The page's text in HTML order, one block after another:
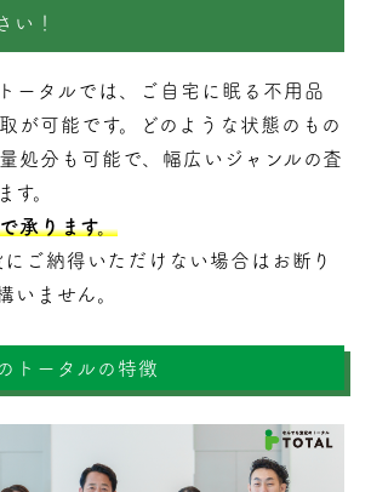
い！
ータルでは、ご自宅に眠る不用品
が可能です。どのような状態のもの
処分も可能で、幅広いジャンルの査
す。
承ります。
ご納得いただけない場合はお断り
いません。
トータルの特徴